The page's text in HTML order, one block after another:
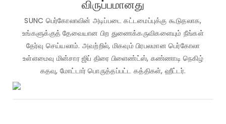
விருப்பமானது
SUNC பெர்கோலாவின் அடிப்படை கட்டமைப்புக்கு கூடுதலாக,
உங்களுக்குத் தேவையான பிற துணைக்கருவிகளையும் நீங்கள்
தேர்வு செய்யலாம். அவற்றில், மிகவும் பிரபலமான பெர்கோலா
உள்ளமைவு மின்சார ஜிப் திரை பிளைண்ட்ஸ், கண்ணாடி நெகிழ்
கதவு, மோட்டார் பொருத்தப்பட்ட கத்திகள், ஹீட்டர்.